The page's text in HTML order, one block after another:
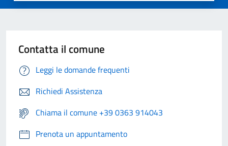
Contatta il comune
Leggi le domande frequenti
Richiedi Assistenza
Chiama il comune +39 0363 914043
Prenota un appuntamento